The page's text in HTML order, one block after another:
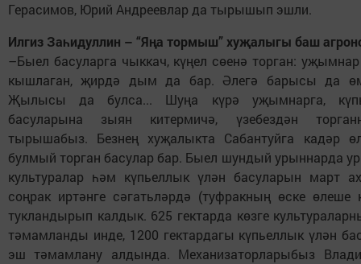
Герасимов, Юрий Андреевлар да тырышып эшли.
Илгиз Заһидуллин – “Яңа тормыш” хуҗалыгы баш
–Быел басуларга чыккач, күңел сөенә торган:
кышлаган, җирдә дым да бар. Әлегә барысы да
Җылысы да булса... Шуңа күрә уҗымнарга,
басуларына зыян китермичә, үзебездән
тырышабыз. Безнең хуҗалыкта Сабантуйга кадәр
булмый торган басулар бар. Быел шундый урыннарда
культуралар һәм күпьеллык үлән басуларын март
соңрак иртәнге сәгатьләрдә (туфракның өске өлеше
тукландырып калдык. 625 гектарда көзге
тәмамланды инде, 1200 гектардагы күпьеллык үлән
эш тәмамлану алдында. Механизаторларыбыз